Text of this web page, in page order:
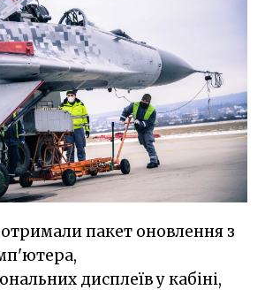
пакет оновлення з
дисплеїв у кабіні,